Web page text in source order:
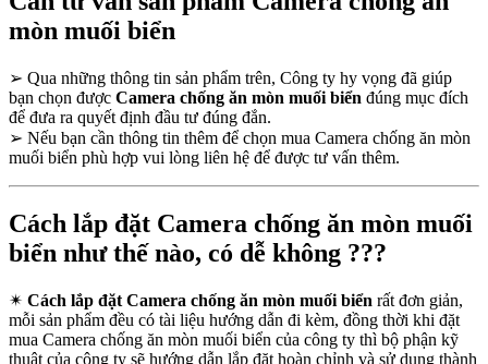
mòn muối biển
➢ Qua những thông tin sản phẩm trên, Công ty hy vọng đã giúp
bạn chọn được Camera chống ăn mòn muối biển đúng mục đích
để đưa ra quyết định đầu tư đúng đắn.
➢ Nếu bạn cần thông tin thêm để chọn mua Camera chống ăn mòn
muối biển phù hợp vui lòng liên hệ để được tư vấn thêm.
Cách lắp đặt Camera chống ăn mòn muối
biển như thế nào, có dễ không ???
✴ Cách lắp đặt Camera chống ăn mòn muối biển rất đơn giản,
mỗi sản phẩm đều có tài liệu hướng dẫn đi kèm, đồng thời khi đặt
mua Camera chống ăn mòn muối biển của công ty thì bộ phận kỹ
thuật của công ty sẽ hướng dẫn lắp đặt hoàn chỉnh và sử dụng thành